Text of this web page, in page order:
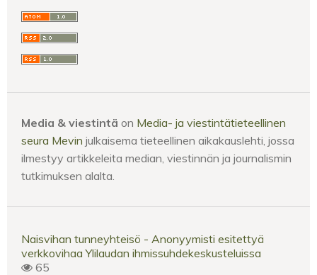
Media & viestintä on Media- ja viestintätieteellinen
seura Mevin julkaisema tieteellinen aikakauslehti, jossa
ilmestyy artikkeleita median, viestinnän ja journalismin
tutkimuksen alalta.
Naisvihan tunneyhteisö - Anonyymisti esitettyä
verkkovihaa Ylilaudan ihmissuhdekeskusteluissa
65